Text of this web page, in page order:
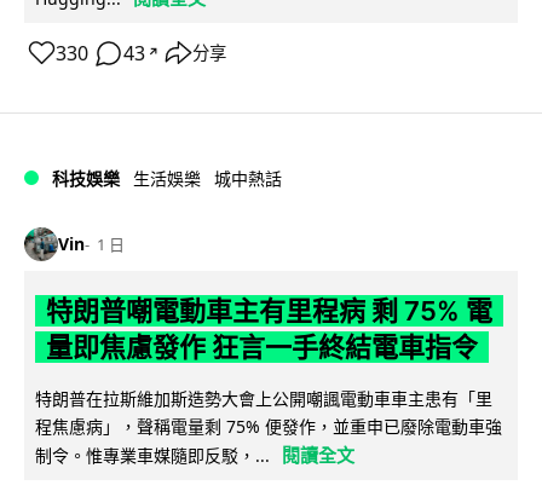
330 43 ↗ 分享
科技娛樂 生活娛樂 城中熱話
Vin 1 日
特朗普嘲電動車主有里程病 剩 75% 電
量即焦慮發作 狂言一手終結電車指令
特朗普在拉斯維加斯造勢大會上公開嘲諷電動車車主患有「里
程焦慮病」，聲稱電量剩 75% 便發作，並重申已廢除電動車強
制令。惟專業車媒隨即反駁，...
閱讀全文